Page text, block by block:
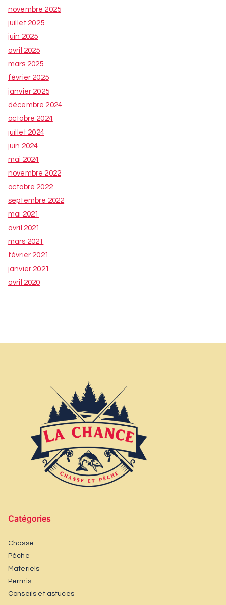
novembre 2025
juillet 2025
juin 2025
avril 2025
mars 2025
février 2025
janvier 2025
décembre 2024
octobre 2024
juillet 2024
juin 2024
mai 2024
novembre 2022
octobre 2022
septembre 2022
mai 2021
avril 2021
mars 2021
février 2021
janvier 2021
avril 2020
Catégories
Chasse
Pêche
Materiels
Permis
Conseils et astuces